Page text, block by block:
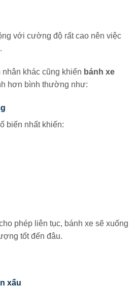
với cường độ rất cao nên việc
khác cũng khiến bánh xe
hơn bình thường như:
biến nhất khiến:
phép liên tục, bánh xe sẽ xuống
tốt đến đâu.
xấu